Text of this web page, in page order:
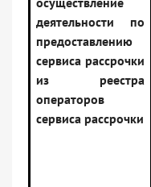
деятельности по
предоставлению
сервиса рассрочки
из реестра
операторов
сервиса рассрочки